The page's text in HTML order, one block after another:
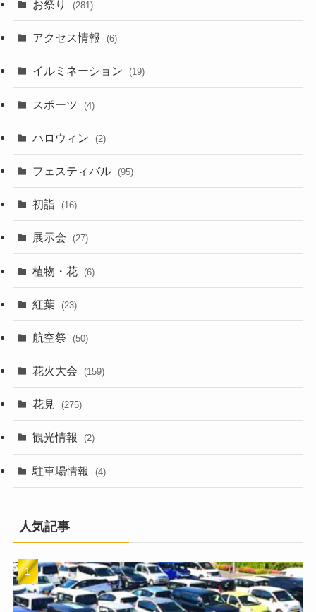
お祭り (281)
アクセス情報 (6)
イルミネーション (19)
スポーツ (4)
ハロウィン (2)
フェスティバル (95)
初詣 (16)
展示会 (27)
植物・花 (6)
紅葉 (23)
航空祭 (50)
花火大会 (159)
花見 (275)
観光情報 (2)
駐車場情報 (4)
人気記事